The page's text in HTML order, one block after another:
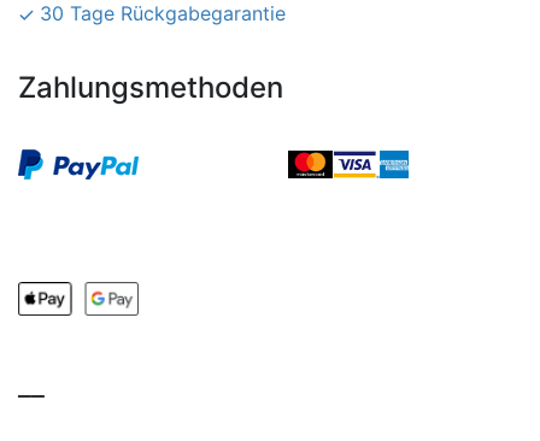
30 Tage Rückgabegarantie
Zahlungsmethoden